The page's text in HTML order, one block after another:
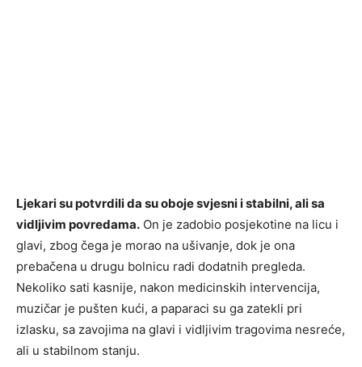
Ljekari su potvrdili da su oboje svjesni i stabilni, ali sa
vidljivim povredama. On je zadobio posjekotine na licu i
glavi, zbog čega je morao na ušivanje, dok je ona
prebačena u drugu bolnicu radi dodatnih pregleda.
Nekoliko sati kasnije, nakon medicinskih intervencija,
muzičar je pušten kući, a paparaci su ga zatekli pri
izlasku, sa zavojima na glavi i vidljivim tragovima nesreće,
ali u stabilnom stanju.